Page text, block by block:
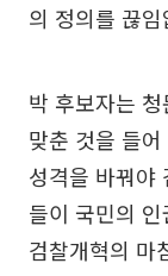
의 정의를 끊
박 후보자는
맞춘 것을 들
성격을 바꿔야
들이 국민의
검찰개혁의 마